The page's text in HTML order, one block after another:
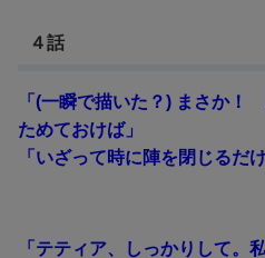
４話
「(一瞬で描いた？) まさか
ためておけば」
「いざって時に陣を閉じるだ
「テティア、しっかりして。